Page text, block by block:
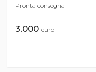
Pronta consegna
3.000 euro